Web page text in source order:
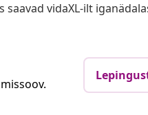
saavad vidaXL-ilt